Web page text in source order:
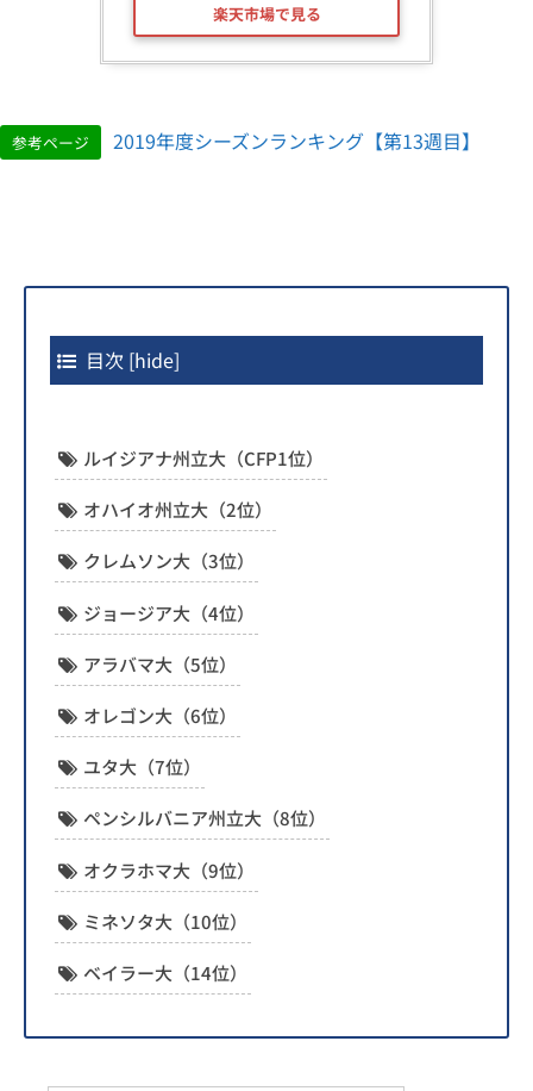
楽天市場で見る
参考ページ 2019年度シーズンランキング【第13週目】
目次 [hide]
ルイジアナ州立大（CFP1位）
オハイオ州立大（2位）
クレムソン大（3位）
ジョージア大（4位）
アラバマ大（5位）
オレゴン大（6位）
ユタ大（7位）
ペンシルバニア州立大（8位）
オクラホマ大（9位）
ミネソタ大（10位）
ベイラー大（14位）